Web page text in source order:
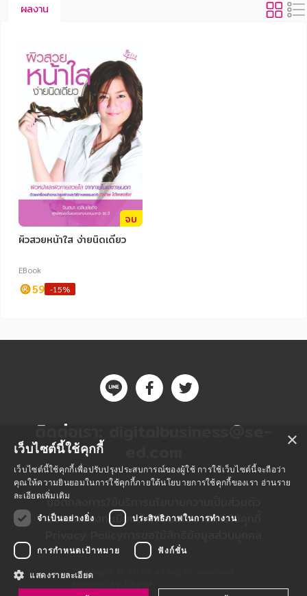
หมวดหมู่หนังสือ
หมวดหมู่ยอดนิยม
หนังสือออกใหม่
หนังสือเสียง
โปรโมชั่นลดราคา
หมวดหมู่หนังสือ
ผลงาน
จบ
ผิวสวยหน้าใส ง่ายนิดเดียว
EBook
59 -15%
ติดต่อเรา: digitalbusiness@se-
ข้อตกลงการใช้บริการ
ข้อตกลงลงทะเบียนนักเขียนนโยบายการใช้คุกกี้
Copyright © 2020 All rights reserved.
×
เว็บไซต์นี้ใช้คุกกี้
เว็บไซต์นี้ใช้คุกกี้เพื่อปรับปรุงประสบการณ์ของผู้ใช้ การใช้เว็บไซต์นี้จะถือว่า
คุณให้ความยินยอมในการใช้คุกกี้ภายใต้นโยบายการใช้คุกกี้ของเรา อ่านราย
ละเอียดเพิ่มเติม
จำเป็นอย่างยิ่ง
ประสิทธิภาพในการทำงาน
การกำหนดเป้าหมาย ฟังก์ชั่น
แสดงรายละเอียด